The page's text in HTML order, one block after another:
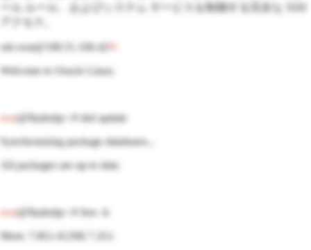
ール ルール、およびシステム サービスを制御する完全な SSH
ssh root@198.51.100.42
Welcome to
Oracle Linux
root@flashrdp:~# dnf
update
Synchronizing package databases...
All packages are up to date.
root@flashrdp:~#
free -h
Mem: 7.8Gi 412Mi 7.2Gi